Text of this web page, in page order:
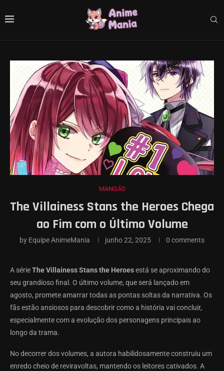
MANGÁS
The Villainess Stans the Heroes Chega
ao Fim com o Último Volume
by Equipe AnimeMania junho 22, 2025 0 comments
A sérieThe Villainess Stans the Heroesestá se aproximando do
seu grandioso final. O último volume, que será lançado em
agosto, promete amarrar todas as pontas soltas da narrativa. Os
fãs estão ansiosos para descobrir como a história vai concluir,
especialmente com a evolução dos personagens principais ao
longo da trama.
No decorrer dos volumes, a autora habilidosamente construiu um
enredo cheio de reviravoltas, mantendo os leitores cativados. A